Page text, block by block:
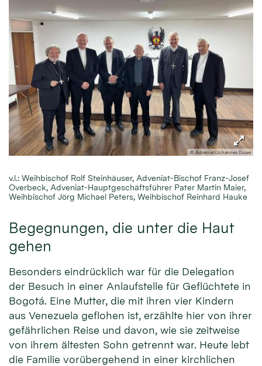
© Adveniat/Johannes Duwe
v.l.: Weihbischof Rolf Steinhäuser, Adveniat-Bischof Franz-Josef
Overbeck, Adveniat-Hauptgeschäftsführer Pater Martin Maier,
Weihbischof Jörg Michael Peters, Weihbischof Reinhard Hauke
Begegnungen, die unter die Haut
gehen
Besonders eindrücklich war für die Delegation
der Besuch in einer Anlaufstelle für Geflüchtete in
Bogotá. Eine Mutter, die mit ihren vier Kindern
aus Venezuela geflohen ist, erzählte hier von ihrer
gefährlichen Reise und davon, wie sie zeitweise
von ihrem ältesten Sohn getrennt war. Heute lebt
die Familie vorübergehend in einer kirchlichen